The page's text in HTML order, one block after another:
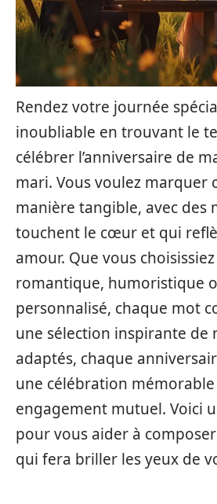
Rendez votre journée
inoubliable en trouvant le
célébrer l’anniversaire de
mari. Vous voulez marquer
manière tangible, avec des
touchent le cœur et qui
amour. Que vous
romantique, humoristique
personnalisé, chaque mot
une sélection inspirante de
adaptés, chaque
une célébration
engagement mutuel. Voici
pour vous aider à
qui fera briller les yeux de